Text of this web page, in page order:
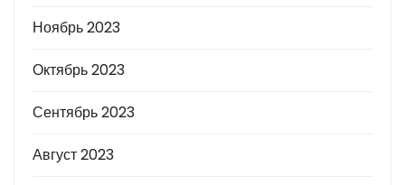
Ноябрь 2023
Октябрь 2023
Сентябрь 2023
Август 2023